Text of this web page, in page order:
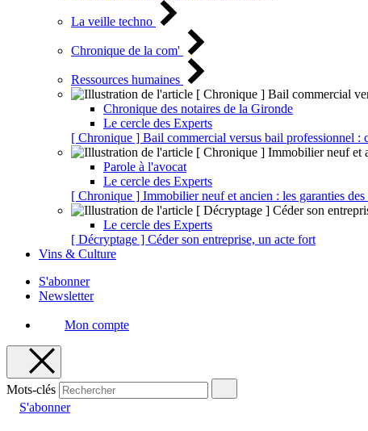
La veille techno
Chronique de la com'
Ressources humaines
Chronique des notaires de la Gironde
Le cercle des Experts
[ Chronique ] Bail commercial versus bail professionnel :
Parole à l'avocat
Le cercle des Experts
[ Chronique ] Immobilier neuf et ancien : les garanties des
Le cercle des Experts
[ Décryptage ] Céder son entreprise, un acte fort
Vins & Culture
S'abonner
Newsletter
Mon compte
Mots-clés
S'abonner